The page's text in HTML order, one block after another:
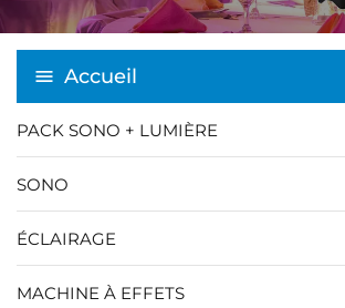
Accueil
PACK SONO + LUMIÈRE
SONO
ÉCLAIRAGE
MACHINE À EFFETS